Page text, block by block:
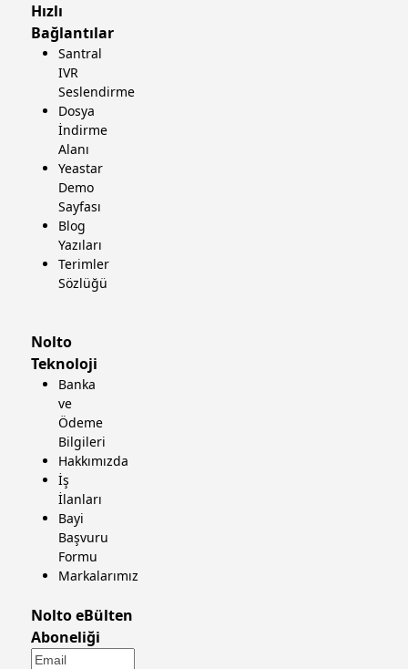
Hızlı
Bağlantılar
Santral
IVR
Seslendirme
Dosya
İndirme
Alanı
Yeastar
Demo
Sayfası
Blog
Yazıları
Terimler
Sözlüğü
Nolto
Teknoloji
Banka
ve
Ödeme
Bilgileri
Hakkımızda
İş
İlanları
Bayi
Başvuru
Formu
Markalarımız
Nolto eBülten
Aboneliği